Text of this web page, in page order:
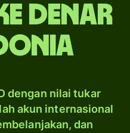
denar
dengan nilai tukar
akun internasional
dan